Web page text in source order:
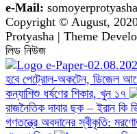
e-Mail:
Copyright © August,
Protyasha | Theme
লিড নিউজ
e-Paper-
হবে পেট্রোল-অকটেন, ডিজেল
কন্যাশিশু ধর্ষণের শিকার, খুন ১৭
রাজনৈতিক দাবার ছক – ইরান কি
গণতন্ত্রে অবদানের স্বীকৃতি: